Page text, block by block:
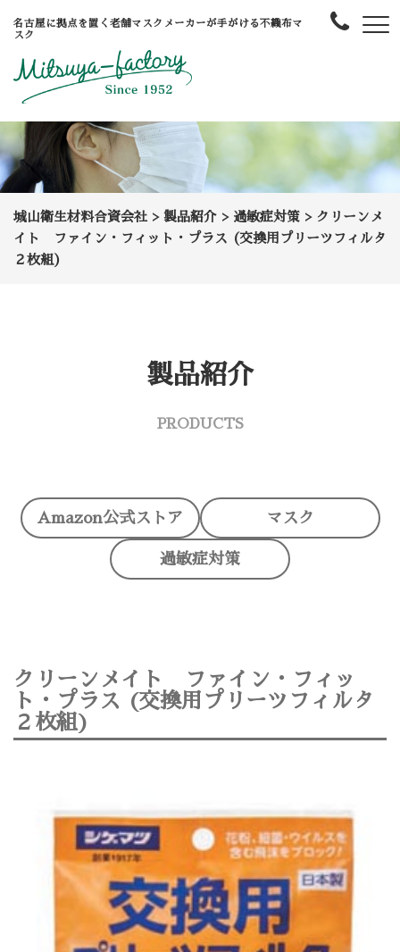
名古屋に拠点を置く老舗マスクメーカーが手がける不織布マ
スク
城山衛生材料合資会社 > 製品紹介 > 過敏症対策 > クリーンメ
イト ファイン・フィット・プラス (交換用プリーツフィルタ
２枚組)
製品紹介
PRODUCTS
Amazon公式ストア マスク
過敏症対策
クリーンメイト ファイン・フィッ
ト・プラス (交換用プリーツフィルタ
２枚組)